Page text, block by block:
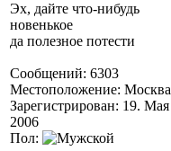
Эх, дайте что-нибудь
новенькое
да полезное потести
Сообщений: 6303
Местоположение: Москва
Зарегистрирован: 19. Мая
2006
Пол: